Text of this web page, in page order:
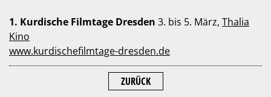
1. Kurdische Filmtage Dresden 3. bis 5. März, Thalia
Kino
www.kurdischefilmtage-dresden.de
ZURÜCK